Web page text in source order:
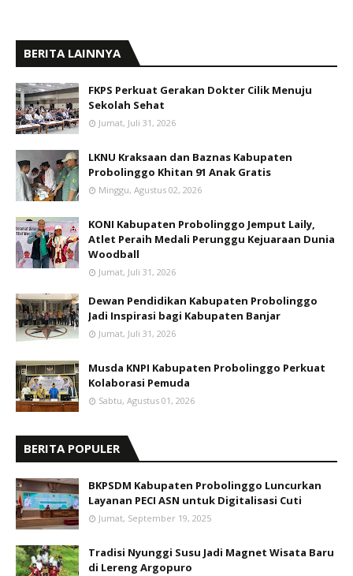
BERITA LAINNYA
FKPS Perkuat Gerakan Dokter Cilik Menuju
Sekolah Sehat
Jumat, Juli 31, 2026
LKNU Kraksaan dan Baznas Kabupaten
Probolinggo Khitan 91 Anak Gratis
Minggu, Agustus 02, 2026
KONI Kabupaten Probolinggo Jemput Laily,
Atlet Peraih Medali Perunggu Kejuaraan Dunia
Woodball
Jumat, Juli 31, 2026
Dewan Pendidikan Kabupaten Probolinggo
Jadi Inspirasi bagi Kabupaten Banjar
Jumat, Juli 31, 2026
Musda KNPI Kabupaten Probolinggo Perkuat
Kolaborasi Pemuda
Sabtu, Agustus 01, 2026
BERITA POPULER
BKPSDM Kabupaten Probolinggo Luncurkan
Layanan PECI ASN untuk Digitalisasi Cuti
Jumat, September 19, 2025
Tradisi Nyunggi Susu Jadi Magnet Wisata Baru
di Lereng Argopuro